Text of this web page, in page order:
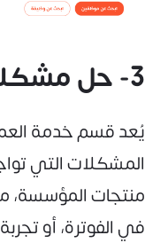
3- حل مشكلات العملاء
يُعد قسم خدمة
المشكلات التي
منتجات المؤسسة،
في الفوترة، أو